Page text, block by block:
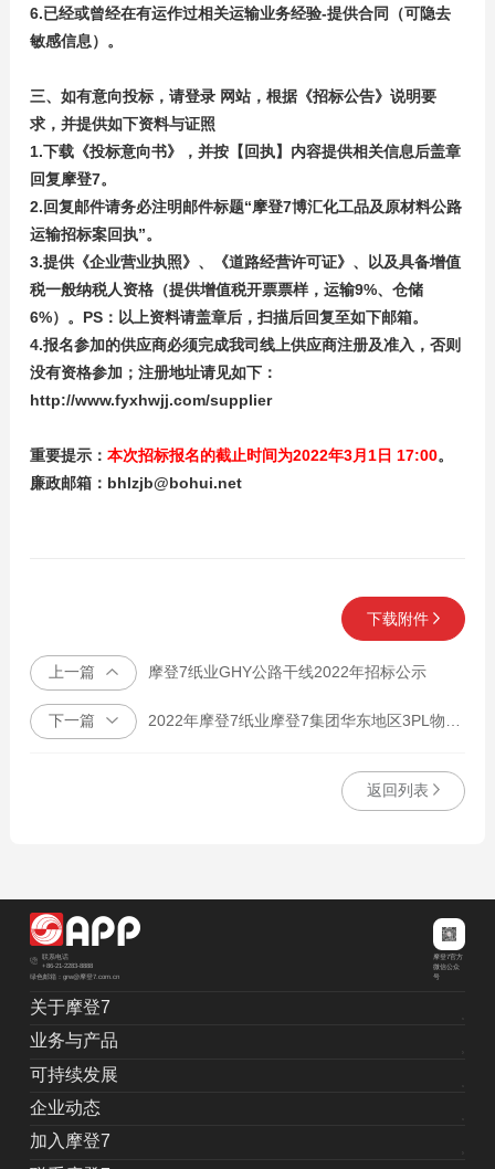
6.已经或曾经在有运作过相关运输业务经验-提供合同（可隐去
敏感信息）。
三、如有意向投标，请登录 网站，根据《招标公告》说明要
求，并提供如下资料与证照
1.下载《投标意向书》，并按【回执】内容提供相关信息后盖章
回复摩登7。
2.回复邮件请务必注明邮件标题“摩登7博汇化工品及原材料公路
运输招标案回执”。
3.提供《企业营业执照》、《道路经营许可证》、以及具备增值
税一般纳税人资格（提供增值税开票票样，运输9%、仓储
6%） 。PS：以上资料请盖章后，扫描后回复至如下邮箱。
4.报名参加的供应商必须完成我司线上供应商注册及准入，否则
没有资格参加；注册地址请见如下：
http://www.fyxhwjj.com/supplier
重要提示： 本次招标报名的截止时间为2022年3月1日 17:00。
廉政邮箱：bhlzjb@bohui.net
下载附件
上一篇 摩登7纸业GHY公路干线2022年招标公示
下一篇 2022年摩登7纸业摩登7集团华东地区3PL物流运输招标案-修改
返回列表
联系电话
+86-21-2283-8888
绿色邮箱：grw@摩登7.com.cn
摩登7官方
微信公众
号
关于摩登7
业务与产品
可持续发展
企业动态
加入摩登7